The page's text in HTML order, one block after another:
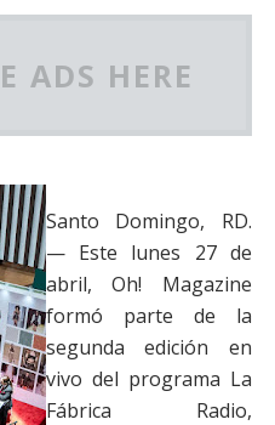
ADS HERE
Santo Domingo, RD.
— Este lunes 27 de
abril, Oh! Magazine
formó parte de la
segunda edición en
vivo del programa La
Fábrica Radio,